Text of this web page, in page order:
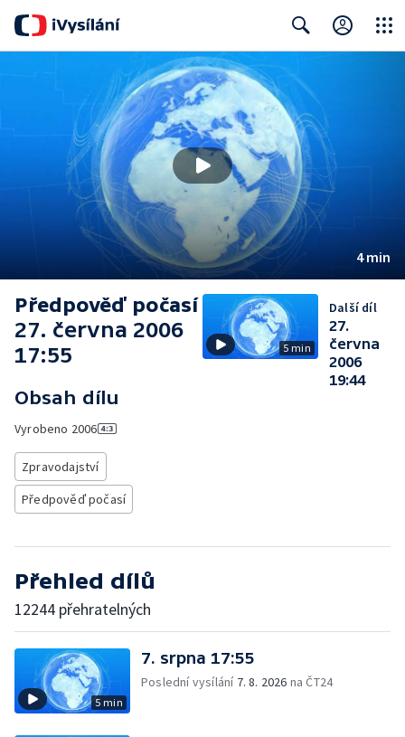
4 min
Předpověď počasí
27. června 2006
17:55
Obsah dílu
Vyrobeno 2006
Zpravodajství
Předpověď počasí
5 min
Další díl
27.
června
2006
19:44
Přehled dílů
12244 přehratelných
5 min
7. srpna 17:55
Poslední vysílání 7. 8. 2026 na ČT24